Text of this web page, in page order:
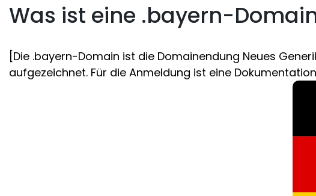
Was ist eine .bayern-
[Die .bayern-Domain ist die Domainendung Neues
aufgezeichnet. Für die Anmeldung ist eine